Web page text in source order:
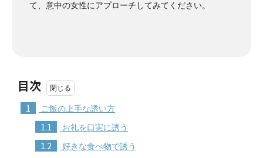
て、意中の女性にアプローチしてみてください。
目次
1 ご飯の上手な誘い方
1.1 お礼を口実に誘う
1.2 好きな食べ物で誘う